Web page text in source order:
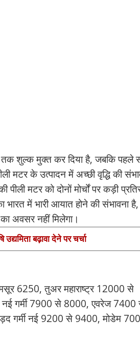
शुल्क मुक्त कर दिया है, जबकि पहले
के उत्पादन में अच्छी वृद्धि की
मटर को दोनों मोर्चों पर कड़ी
में भारी आयात होने की संभावना है,
अवसर नहीं मिलेगा।
बढ़ावा देने पर चर्चा
6250, तुअर महाराष्ट्र 12000 से
गर्मी 7900 से 8000, एवरेज 7400
गर्मी नई 9200 से 9400, मोडेम